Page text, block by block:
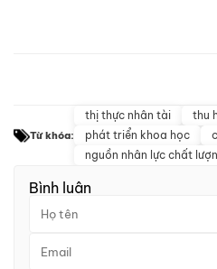
Từ khóa:
thị thực nhân tài
thu
phát triển khoa học
nguồn nhân lực chất
Bình luận